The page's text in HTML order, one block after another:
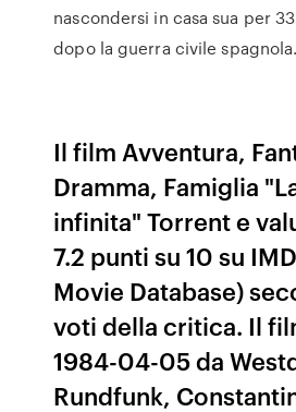
nascondersi in casa sua per
dopo la guerra civile spagnola.
Il film Avventura,
Dramma, Famiglia
infinita" Torrent e
7.2 punti su 10 su
Movie Database)
voti della critica. Il
1984-04-05 da
Rundfunk,